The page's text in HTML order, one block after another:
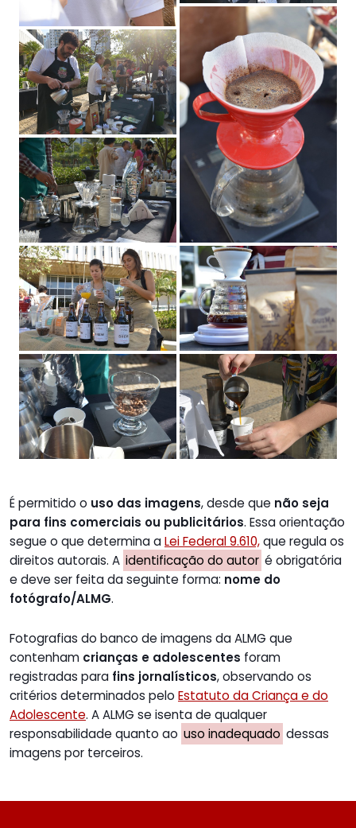
É permitido o uso das imagens, desde que não seja
para fins comerciais ou publicitários. Essa orientação
segue o que determina aLei Federal 9.610,que regula os
direitos autorais. A identificação do autor é obrigatória
e deve ser feita da seguinte forma: nome do
fotógrafo/ALMG.
Fotografias do banco de imagens da ALMG que
contenham crianças e adolescentes foram
registradas para fins jornalísticos, observando os
critérios determinados pelo Estatuto da Criança e do
Adolescente. A ALMG se isenta de qualquer
responsabilidade quanto ao uso inadequado dessas
imagens por terceiros.